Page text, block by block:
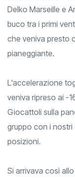
Delko Marseille e
buco tra i primi
che veniva presto
pianeggiante.
L'accelerazione
veniva ripreso ai -
Giocattoli sulla
gruppo con i nostri
posizioni.
Si arrivava così